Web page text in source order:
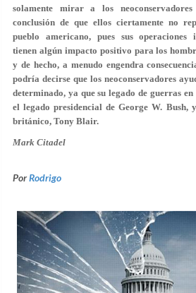
solamente mirar a los
conclusión de que ellos ciertamente no
pueblo americano, pues sus operaciones
tienen algún impacto positivo para los
y de hecho, a menudo engendra
podría decirse que los neoconservadores
determinado, ya que su legado de guerras
el legado presidencial de George W. Bush,
británico, Tony Blair.
Mark Citadel
PorRodrigo